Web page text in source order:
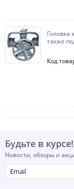
Головка
также
Код
Будьте в курсе!
Новости, обзоры и